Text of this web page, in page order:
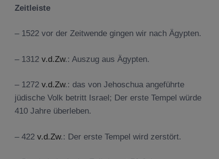
Zeitleiste
– 1522 vor der Zeitwende gingen wir nach Ägypten.
– 1312 v.d.Zw.: Auszug aus Ägypten.
– 1272 v.d.Zw.: das von Jehoschua angeführte
jüdische Volk betritt Israel; Der erste Tempel würde
410 Jahre überleben.
– 422 v.d.Zw.: Der erste Tempel wird zerstört.